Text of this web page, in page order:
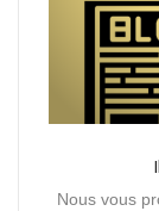
Nous vous